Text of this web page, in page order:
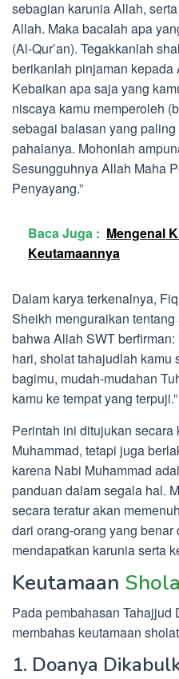
sebagian karunia Allah,
Allah. Maka bacalah apa
(Al-Qur’an). Tegakkanlah
berikanlah pinjaman
Kebaikan apa saja yang
niscaya kamu memperoleh
sebagai balasan yang
pahalanya. Mohonlah
Sesungguhnya Allah Maha
Penyayang.”
Baca Juga : Mengenal
Keutamaannya
Dalam karya terkenalnya,
Sheikh menguraikan tentang
bahwa Allah SWT
hari, sholat tahajudlah kamu
bagimu, mudah-mudahan
kamu ke tempat yang
Perintah ini ditujukan
Muhammad, tetapi juga
karena Nabi Muhammad
panduan dalam segala hal.
secara teratur akan
dari orang-orang yang benar
mendapatkan karunia serta
Keutamaan
Pada pembahasan
membahas keutamaan
1. Doanya